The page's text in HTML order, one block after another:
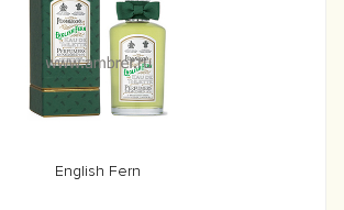
English Fern